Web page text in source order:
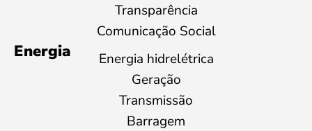
Transparência
Comunicação Social
Energia
Energia hidrelétrica
Geração
Transmissão
Barragem